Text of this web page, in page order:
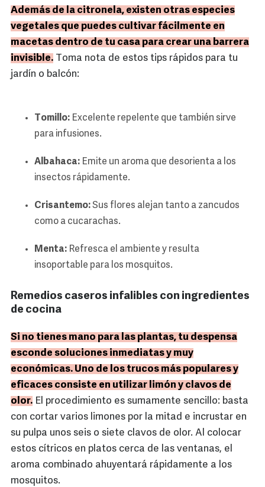
Además de la citronela, existen otras especies
vegetales que puedes cultivar fácilmente en
macetas dentro de tu casa para crear una barrera
invisible. Toma nota de estos tips rápidos para tu
jardín o balcón:
Tomillo: Excelente repelente que también sirve
para infusiones.
Albahaca: Emite un aroma que desorienta a los
insectos rápidamente.
Crisantemo:Sus flores alejan tanto a zancudos
como a cucarachas.
Menta: Refresca el ambiente y resulta
insoportable para los mosquitos.
Remedios caseros infalibles con ingredientes
de cocina
Si no tienes mano para las plantas, tu despensa
esconde soluciones inmediatas y muy
económicas. Uno de los trucos más populares y
eficaces consiste en utilizar limón y clavos de
olor. El procedimiento es sumamente sencillo: basta
con cortar varios limones por la mitad e incrustar en
su pulpa unos seis o siete clavos de olor. Al colocar
estos cítricos en platos cerca de las ventanas, el
aroma combinado ahuyentará rápidamente a los
mosquitos.